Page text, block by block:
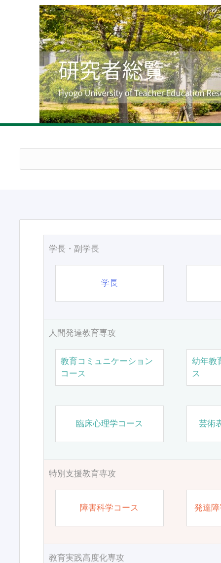
学長・副学長
学長
人間発達教育専攻
教育コミュニケーション
コース
幼年教
ス
臨床心理学コース 芸術
特別支援教育専攻
障害科学コース 発達
教育実践高度化専攻